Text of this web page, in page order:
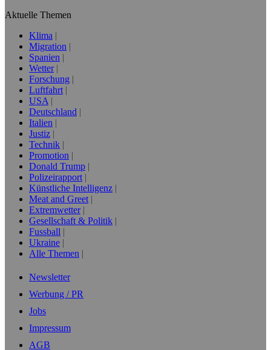
Aktuelle Themen
Klima
Migration
Spanien
Wetter
Forschung
Luftfahrt
USA
Deutschland
Italien
Justiz
Technik
Promotion
Donald Trump
Polizeirapport
Künstliche Intelligenz
Meat and Greet
Extremwetter
Gesellschaft & Politik
Fussball
Ukraine
Alle Themen
Newsletter
Werbung / PR
Jobs
Impressum
AGB